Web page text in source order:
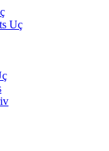
Uç